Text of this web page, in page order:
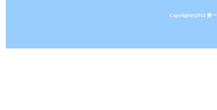
Copyright(c)2014 第